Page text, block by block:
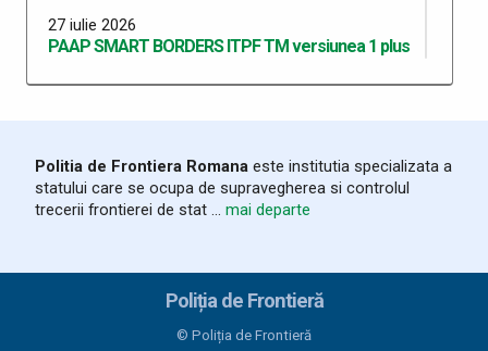
27 iulie 2026
PAAP SMART BORDERS ITPF TM versiunea 1 plus
versiunea 13
20 iulie 2026
30 iunie 2026
Programul Anual al Achizițiilor Publice 2026 -
Politia de Frontiera Romana este institutia specializata a
statului care se ocupa de supravegherea si controlul
trecerii frontierei de stat ... mai departe
Poliția de Frontieră
© Poliția de Frontieră